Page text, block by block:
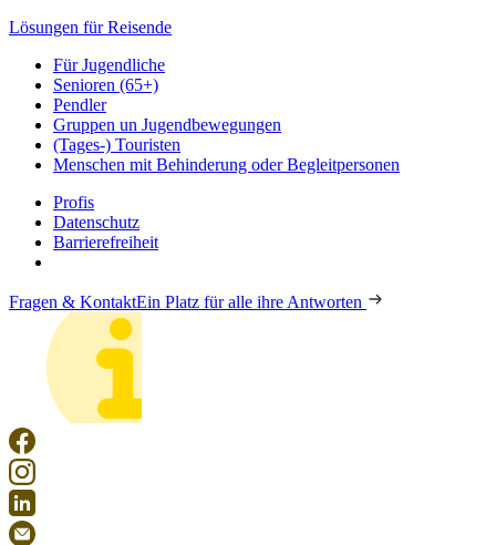
Lösungen für Reisende
Für Jugendliche
Senioren (65+)
Pendler
Gruppen un Jugendbewegungen
(Tages-) Touristen
Menschen mit Behinderung oder Begleitpersonen
Profis
Datenschutz
Barrierefreiheit
Fragen & KontaktEin Platz für alle ihre Antworten